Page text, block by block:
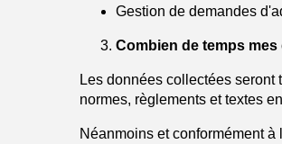
Gestion de demandes
Combien de temps
Les données collectées
normes, règlements et textes
Néanmoins et conformément